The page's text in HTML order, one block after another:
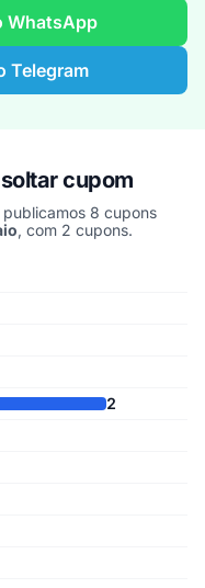
WhatsApp
Telegram
cupom
8 cupons
, com 2 cupons.
somando os últimos 6
2